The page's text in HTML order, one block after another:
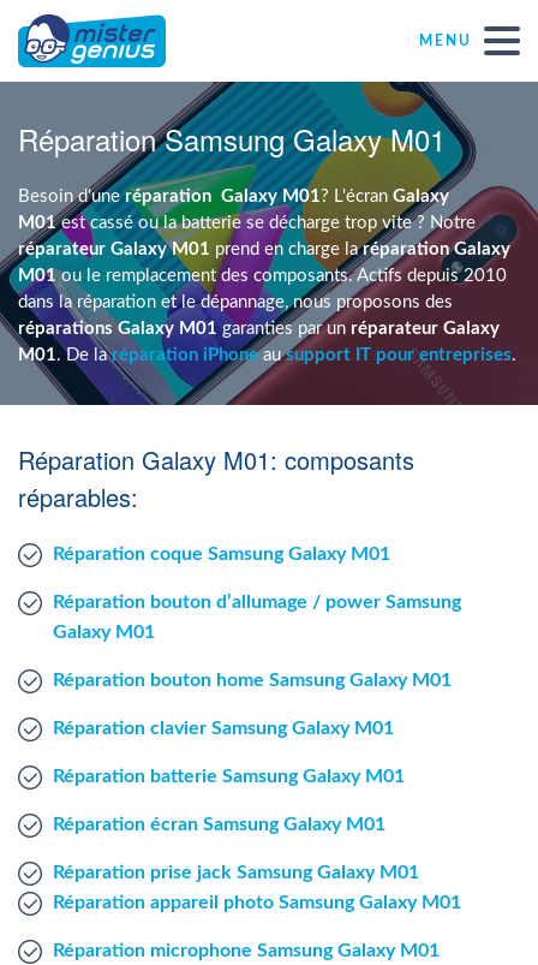
MENU
Réparations – Dépannages
Magasins informatiques toutes marques
Particulier
Indépendant
PME
Agent Windows
Réparation Samsung Galaxy M01
Besoin d'uneréparation Galaxy M01? L'écran Galaxy
M01est cassé ou la batterie se décharge trop vite ? Notre
réparateur Galaxy M01 prend en charge laréparation Galaxy
M01ou le remplacement des composants. Actifs depuis 2010
dans la réparation et le dépannage, nous proposons des
réparations Galaxy M01 garanties par un réparateur Galaxy
M01. De laréparation iPhoneausupport IT pour entreprises.
Réparation Galaxy M01: composants
réparables:
Réparation coque Samsung Galaxy M01
Réparation bouton d’allumage / power Samsung
Galaxy M01
Réparation bouton home Samsung Galaxy M01
Réparation clavier Samsung Galaxy M01
Réparation batterie Samsung Galaxy M01
Réparation écran Samsung Galaxy M01
Réparation prise jack Samsung Galaxy M01
Réparation appareil photo Samsung Galaxy M01
Réparation microphone Samsung Galaxy M01